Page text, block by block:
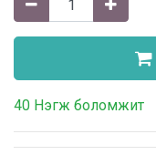
40 Нэгж боломжит